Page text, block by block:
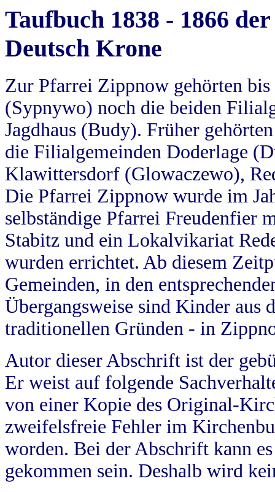
Taufbuch 1838 - 1866
Deutsch Krone
Zur Pfarrei Zippnow gehörten
(Sypnywo) noch die beiden
Jagdhaus (Budy). Früher
die Filialgemeinden Doderlage
Klawittersdorf (Glowaczewo),
Die Pfarrei Zippnow wurde im
selbständige Pfarrei Freudenfier
Stabitz und ein Lokalvikariat
wurden errichtet. Ab diesem
Gemeinden, in den
Übergangsweise sind Kinder aus
traditionellen Gründen - in
Autor dieser Abschrift ist der
Er weist auf folgende
von einer Kopie des Original-
zweifelsfreie Fehler im
worden. Bei der Abschrift kann
gekommen sein. Deshalb wird